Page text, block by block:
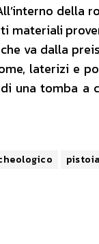
della
materiali
va dalla
laterizi e
una tomba a
pistoia